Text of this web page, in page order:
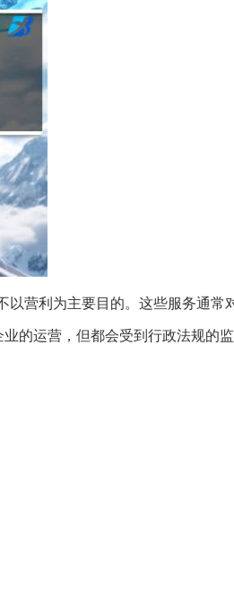
以营利为主要目的。这些服务通常
的运营，但都会受到行政法规的监